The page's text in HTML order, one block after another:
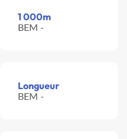
1 000m
BEM -
Longueur
BEM -